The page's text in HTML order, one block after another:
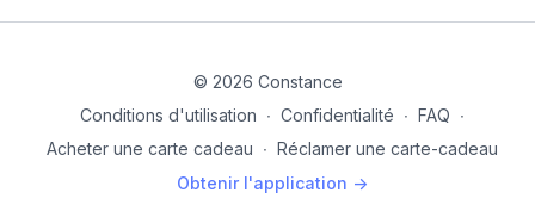
© 2026 Constance
Conditions d'utilisation ∙ Confidentialité ∙ FAQ ∙
Acheter une carte cadeau ∙ Réclamer une carte-cadeau
Obtenir l'application ->